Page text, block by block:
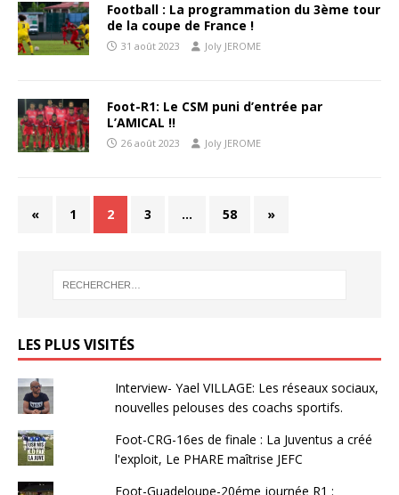
Football : La programmation du 3ème tour
de la coupe de France !
31 août 2023 Joly JEROME
Foot-R1: Le CSM puni d’entrée par
L’AMICAL !!
26 août 2023 Joly JEROME
« 1 2 3 … 58 »
LES PLUS VISITÉS
Interview- Yael VILLAGE: Les réseaux sociaux,
nouvelles pelouses des coachs sportifs.
Foot-CRG-16es de finale : La Juventus a créé
l'exploit, Le PHARE maîtrise JEFC
Foot-Guadeloupe-20éme journée R1 :